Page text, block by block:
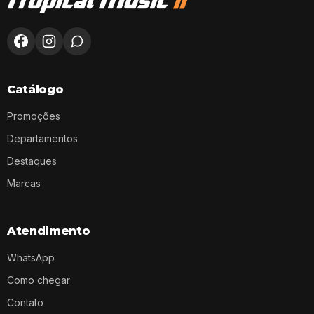
Catálogo
Promoções
Departamentos
Destaques
Marcas
Atendimento
WhatsApp
Como chegar
Contato